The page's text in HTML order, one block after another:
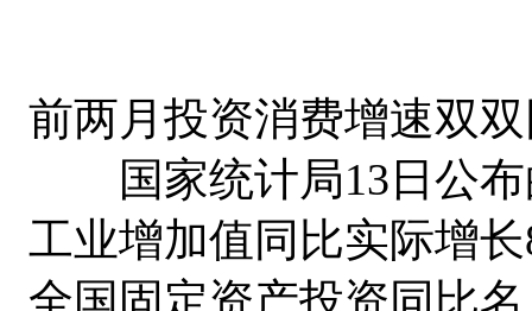
前两月投资消费增速双
国家统计局13日公布
工业增加值同比实际增
全国固定资产投资同比